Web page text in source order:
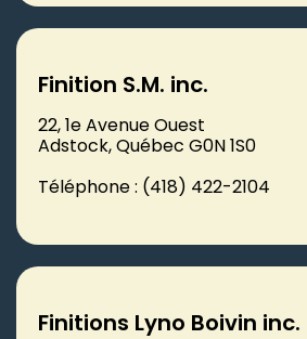
Finition S.M. inc.
22, 1e Avenue Ouest
Adstock, Québec G0N 1S0
Téléphone : (418) 422-2104
Finitions Lyno Boivin